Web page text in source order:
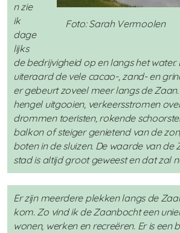
Foto: Sarah Vermoolen
n zie
ik
dage
lijks
de bedrijvigheid op en langs het
uiteraard de vele cacao-, zand- en
er gebeurt zoveel meer langs de Zaan.
hengel uitgooien, verkeersstromen
drommen toeristen, rokende
balkon of steiger genietend van de
boten in de sluizen. De waarde van de
stad is altijd groot geweest en dat zal
Er zijn meerdere plekken langs de
kom. Zo vind ik de Zaanbocht een
wonen, werken en recreëren. Er is een